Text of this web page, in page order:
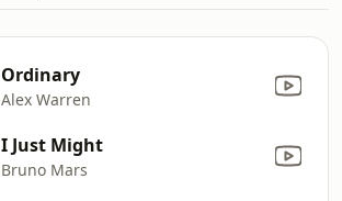
Ordinary
Alex Warren
I Just Might
Bruno Mars